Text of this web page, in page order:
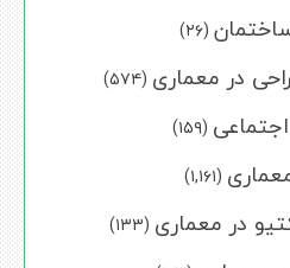
(۲۶)
در معماری (۵۷۴)
(۱۵۹)
(۱,۱۶۱)
در معماری (۱۳۳)